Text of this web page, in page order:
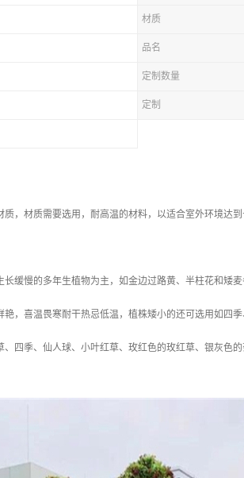
材质
品名
定制数量
定制
，材质需要选用，耐高温的材料，以适合室外环境达
缓慢的多年生植物为主，如金边过路黄、半柱花和矮
，喜温畏寒耐干热忌低温，植株矮小的还可选用如四
四季、仙人球、小叶红草、玫红色的玫红草、银灰色